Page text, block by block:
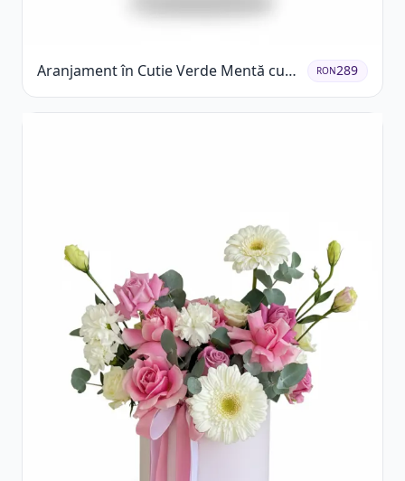
Aranjament în Cutie Verde Mentă cu
Trandafiri și Alstroemeria
RON289